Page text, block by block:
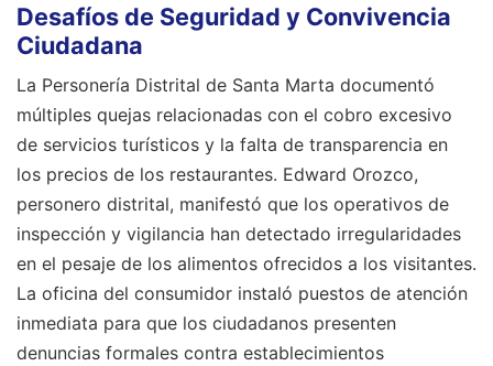
Desafíos de Seguridad y Convivencia
Ciudadana
La Personería Distrital de Santa Marta documentó
múltiples quejas relacionadas con el cobro excesivo
de servicios turísticos y la falta de transparencia en
los precios de los restaurantes. Edward Orozco,
personero distrital, manifestó que los operativos de
inspección y vigilancia han detectado irregularidades
en el pesaje de los alimentos ofrecidos a los visitantes.
La oficina del consumidor instaló puestos de atención
inmediata para que los ciudadanos presenten
denuncias formales contra establecimientos